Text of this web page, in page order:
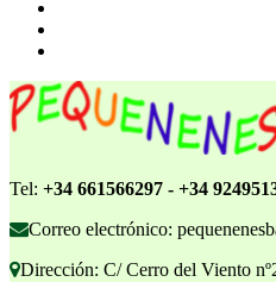
Tel: +34 661566297 - +34
Correo electrónico:
Dirección: C/ Cerro del Viento